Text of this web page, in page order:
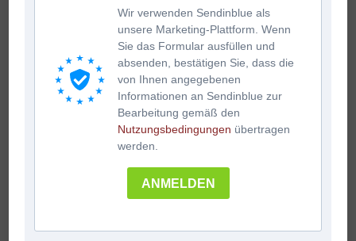
Wir verwenden Sendinblue als
unsere Marketing-Plattform. Wenn
Sie das Formular ausfüllen und
absenden, bestätigen Sie, dass die
von Ihnen angegebenen
Informationen an Sendinblue zur
Bearbeitung gemäß den
Nutzungsbedingungen übertragen
werden.
ANMELDEN